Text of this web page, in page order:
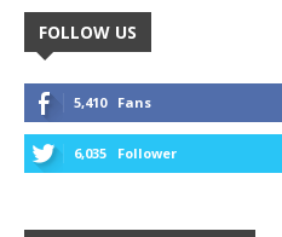
FOLLOW US
5,410 Fans
6,035 Follower